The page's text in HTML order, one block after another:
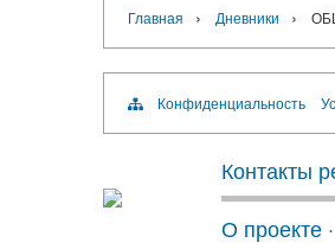
Главная › Дневники ›
Конфиденциальность
Контакты
О проекте ·